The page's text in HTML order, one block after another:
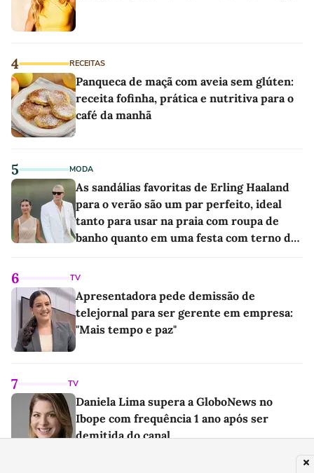
4 RECEITAS
Panqueca de maçã com aveia sem glúten:
receita fofinha, prática e nutritiva para o
café da manhã
5 MODA
As sandálias favoritas de Erling Haaland
para o verão são um par perfeito, ideal
tanto para usar na praia com roupa de
banho quanto em uma festa com terno de
6 TV
Apresentadora pede demissão de
telejornal para ser gerente em empresa:
"Mais tempo e paz"
7 TV
Daniela Lima supera a GloboNews no
Ibope com frequência 1 ano após ser
demitida do canal